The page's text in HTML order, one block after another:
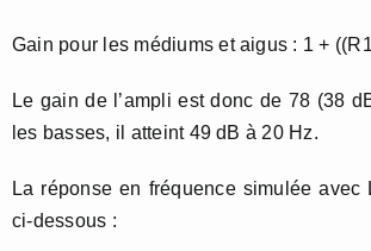
Gain pour les médiums et aigus : 1 +
Le gain de l’ampli est donc de 78 (38
les basses, il atteint 49 dB à 20 Hz.
La réponse en fréquence simulée avec
ci-dessous :